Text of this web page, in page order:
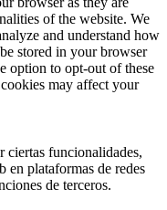
of the website. We
and understand how
stored in your browser
option to opt-out of these
may affect your
ciertas funcionalidades,
en plataformas de redes
de terceros.